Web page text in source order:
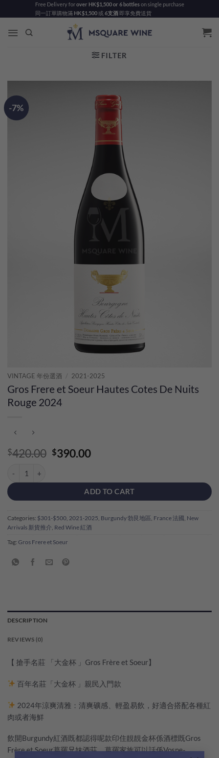
to
content
Free Delivery forover HK$1,500 or 6 bottleson single purchase
同一訂單購物滿 HK$1,500或 6支酒即享免費送貨
FILTER
-7%
VINTAGE 年份選酒 / 2021-2025
Gros Frere et Soeur Hautes Cotes De Nuits
Rouge 2024
$420.00 Original
$420.00.
$390.00Current
$390.00.
ADD TO CART
Categories: $301-$500 2021-2025 Burgundy 勃艮地區 France 法國 New
Arrivals 新貨推介 Red Wine 紅酒
Tag: Gros Frere et Soeur
DESCRIPTION
REVIEWS (0)
【 搶手名莊 「大金杯 」Gros Frère et Soeur】
百年名莊「大金杯 」親民入門款
2024年涼爽清雅：清爽礦感、輕盈易飲，好適合搭配各種紅
肉或者海鮮
飲開Burgundy紅酒既都認得呢款印住靚靚金杯係酒標既Gros
Frère et Soeur葛羅兄妹酒莊。葛羅家族可以話係Vosne-